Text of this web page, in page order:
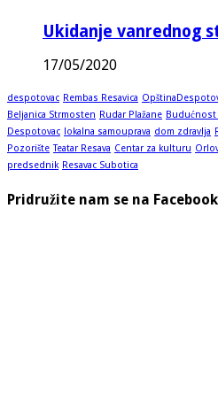
Ukidanje vanrednog
17/05/2020
despotovac Rembas Resavica
Beljanica Strmosten Rudar Plažane Budućnost
Despotovac
lokalna samouprava dom zdravlja
Pozorište Teatar Resava Centar za kulturu
predsednik Resavac Subotica
Pridružite nam se na